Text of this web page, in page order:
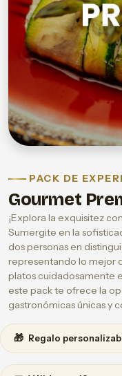
PACK DE
Gourmet
¡Explora la exquisitez
Sumergite en la
dos personas en
representando lo mejor
platos cuidadosamente
este pack te ofrece la
gastronómicas únicas y
🎁 Regalo